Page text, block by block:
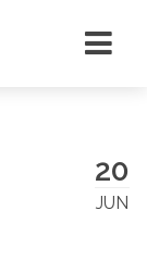
20
JUN